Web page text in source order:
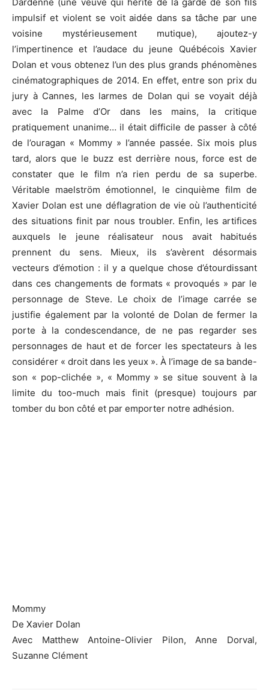
impulsif et violent se voit aidée dans sa tâche par une
voisine mystérieusement mutique), ajoutez-y
l’impertinence et l’audace du jeune Québécois Xavier
Dolan et vous obtenez l’un des plus grands phénomènes
cinématographiques de 2014. En effet, entre son prix du
jury à Cannes, les larmes de Dolan qui se voyait déjà
avec la Palme d’Or dans les mains, la critique
pratiquement unanime… il était difficile de passer à côté
de l’ouragan « Mommy » l’année passée. Six mois plus
tard, alors que le buzz est derrière nous, force est de
constater que le film n’a rien perdu de sa superbe.
Véritable maelström émotionnel, le cinquième film de
Xavier Dolan est une déflagration de vie où l’authenticité
des situations finit par nous troubler. Enfin, les artifices
auxquels le jeune réalisateur nous avait habitués
prennent du sens. Mieux, ils s’avèrent désormais
vecteurs d’émotion : il y a quelque chose d’étourdissant
dans ces changements de formats « provoqués » par le
personnage de Steve. Le choix de l’image carrée se
justifie également par la volonté de Dolan de fermer la
porte à la condescendance, de ne pas regarder ses
personnages de haut et de forcer les spectateurs à les
considérer « droit dans les yeux ». À l’image de sa bande-
son « pop-clichée », « Mommy » se situe souvent à la
limite du too-much mais finit (presque) toujours par
tomber du bon côté et par emporter notre adhésion.
Mommy
De Xavier Dolan
Avec Matthew Antoine-Olivier Pilon, Anne Dorval,
Suzanne Clément